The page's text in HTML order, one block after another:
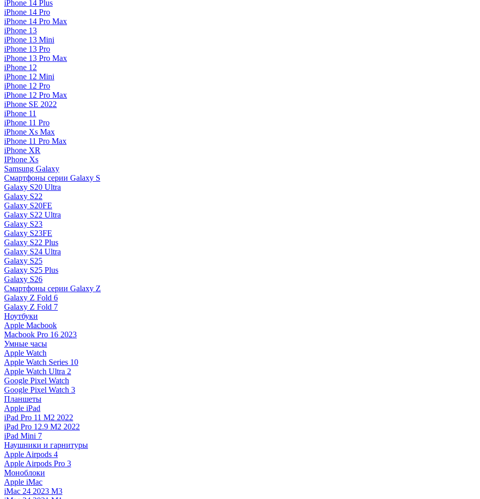
iPhone 14 Plus
iPhone 14 Pro
iPhone 14 Pro Max
iPhone 13
iPhone 13 Mini
iPhone 13 Pro
iPhone 13 Pro Max
iPhone 12
iPhone 12 Mini
iPhone 12 Pro
iPhone 12 Pro Max
iPhone SE 2022
iPhone 11
iPhone 11 Pro
iPhone Xs Max
iPhone 11 Pro Max
iPhone XR
IPhone Xs
Samsung Galaxy
Смартфоны серии Galaxy S
Galaxy S20 Ultra
Galaxy S22
Galaxy S20FE
Galaxy S22 Ultra
Galaxy S23
Galaxy S23FE
Galaxy S22 Plus
Galaxy S24 Ultra
Galaxy S25
Galaxy S25 Plus
Galaxy S26
Смартфоны серии Galaxy Z
Galaxy Z Fold 6
Galaxy Z Fold 7
Ноутбуки
Apple Macbook
Macbook Pro 16 2023
Умные часы
Apple Watch
Apple Watch Series 10
Apple Watch Ultra 2
Google Pixel Watch
Google Pixel Watch 3
Планшеты
Apple iPad
iPad Pro 11 M2 2022
iPad Pro 12.9 M2 2022
iPad Mini 7
Наушники и гарнитуры
Apple Airpods 4
Apple Airpods Pro 3
Моноблоки
Apple iMac
iMac 24 2023 M3